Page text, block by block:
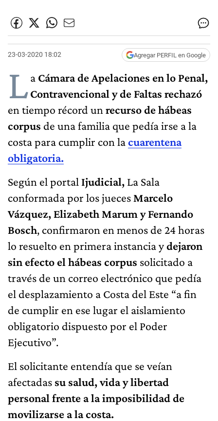
23-03-2020 18:02 Agregar PERFIL en Google
La Cámara de Apelaciones en lo Penal,
Contravencional y de Faltas rechazó
en tiempo récord un recurso de hábeas
corpus de una familia que pedía irse a la
costa para cumplir con lacuarentena
obligatoria.
Según el portal Ijudicial, La Sala
conformada por los jueces Marcelo
Vázquez, Elizabeth Marum y Fernando
Bosch, confirmaron en menos de 24 horas
lo resuelto en primera instancia ydejaron
sin efecto el hábeas corpus solicitado a
través de un correo electrónico que pedía
el desplazamiento a Costa del Este “a fin
de cumplir en ese lugar el aislamiento
obligatorio dispuesto por el Poder
Ejecutivo”.
El solicitante entendía que se veían
afectadas su salud, vida y libertad
personal frente a la imposibilidad de
movilizarse a la costa.